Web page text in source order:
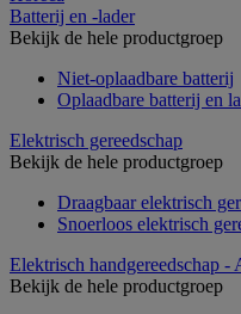
Batterij en -lader
Bekijk de hele productgroep
Niet-oplaadbare batterij
Oplaadbare batterij en
Elektrisch gereedschap
Bekijk de hele productgroep
Draagbaar elektrisch
Snoerloos elektrisch
Elektrisch handgereedschap -
Bekijk de hele productgroep